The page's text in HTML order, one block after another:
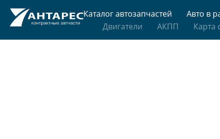
Каталог автозапчастей
Авто в
Двигатели
АКПП Карта